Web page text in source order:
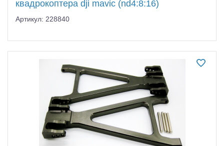
квадрокоптера dji mavic (nd4:8:16)
Артикул: 228840